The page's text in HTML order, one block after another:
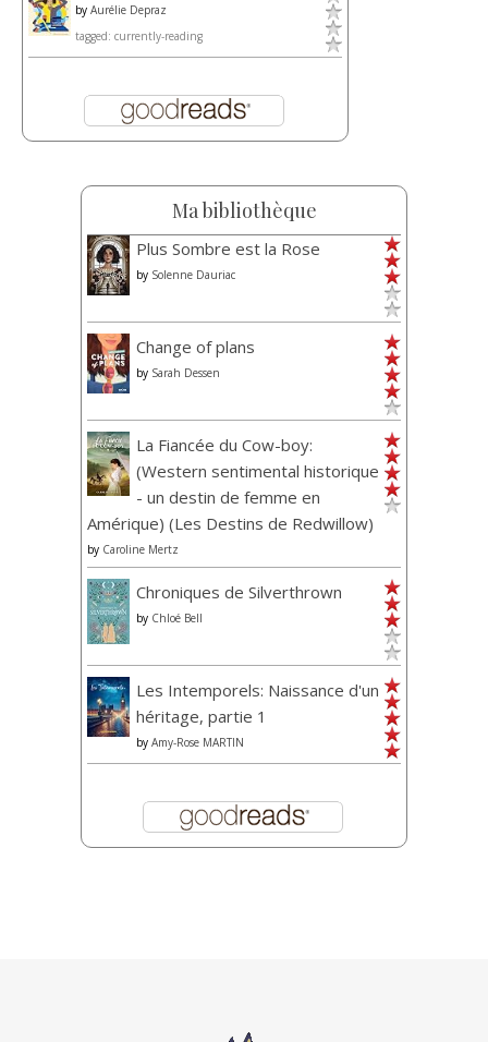
by Aurélie Depraz
tagged: currently-reading
Ma bibliothèque
Plus Sombre est la Rose
by Solenne Dauriac
Change of plans
by Sarah Dessen
La Fiancée du Cow-boy:
(Western sentimental historique
- un destin de femme en
Amérique) (Les Destins de Redwillow)
by Caroline Mertz
Chroniques de Silverthrown
by Chloé Bell
Les Intemporels: Naissance d'un
héritage, partie 1
by Amy-Rose MARTIN